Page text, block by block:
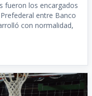
fueron los encargados
entre Banco
con normalidad,